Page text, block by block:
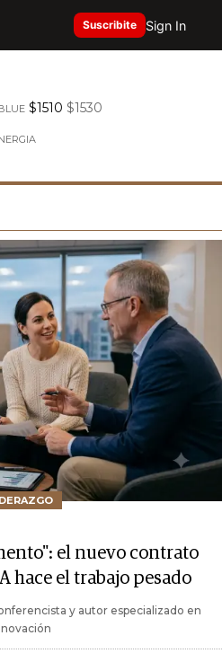
Suscribite Sign In
$1510 $1530
el nuevo contrato
hace el trabajo pesado
y autor especializado en